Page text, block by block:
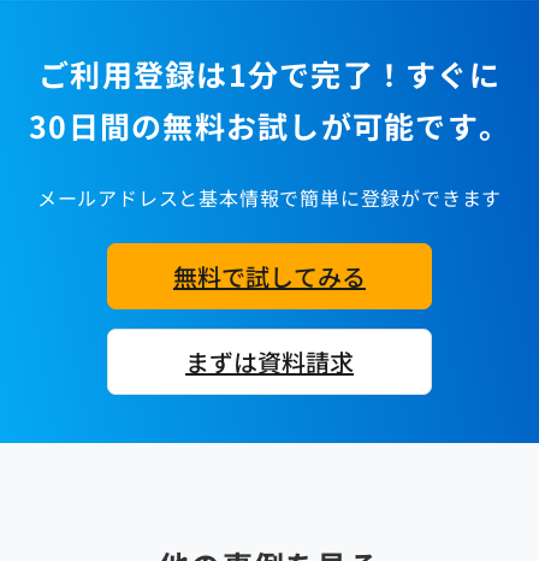
ご利用登録は1分で完了！すぐに
30日間の無料お試しが可能です。
メールアドレスと基本情報で簡単に登録ができます
無料で試してみる
まずは資料請求